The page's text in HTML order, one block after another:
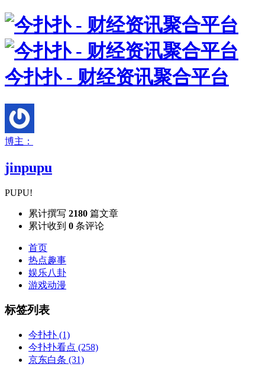
今扑扑 - 财经资讯聚合平台
博主：
jinpupu
PUPU!
累计撰写 2180 篇文章
累计收到 0 条评论
首页
热点趣事
娱乐八卦
游戏动漫
标签列表
今扑扑 (1)
今扑扑看点 (258)
京东白条 (31)